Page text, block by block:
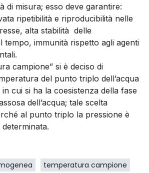
di misura; esso deve garantire:
ripetibilità e riproducibilità nelle
alta stabilità delle
tempo, immunità rispetto agli agenti
campione” si è deciso di
del punto triplo dell’acqua
cui si ha la coesistenza della fase
dell’acqua; tale scelta
al punto triplo la pressione è
temperatura campione